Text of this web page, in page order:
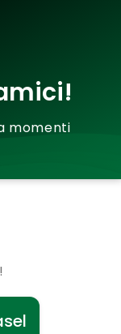
momenti